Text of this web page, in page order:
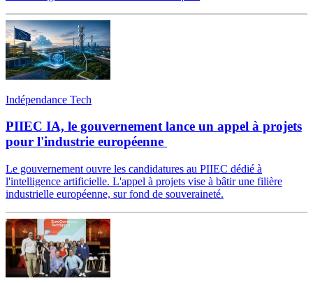
Indépendance Tech
PIIEC IA, le gouvernement lance un appel à projets
pour l'industrie européenne
Le gouvernement ouvre les candidatures au PIIEC dédié à
l'intelligence artificielle. L'appel à projets vise à bâtir une filière
industrielle européenne, sur fond de souveraineté.